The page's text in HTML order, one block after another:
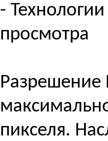
-
просмотра
Разрешение
пикселя.